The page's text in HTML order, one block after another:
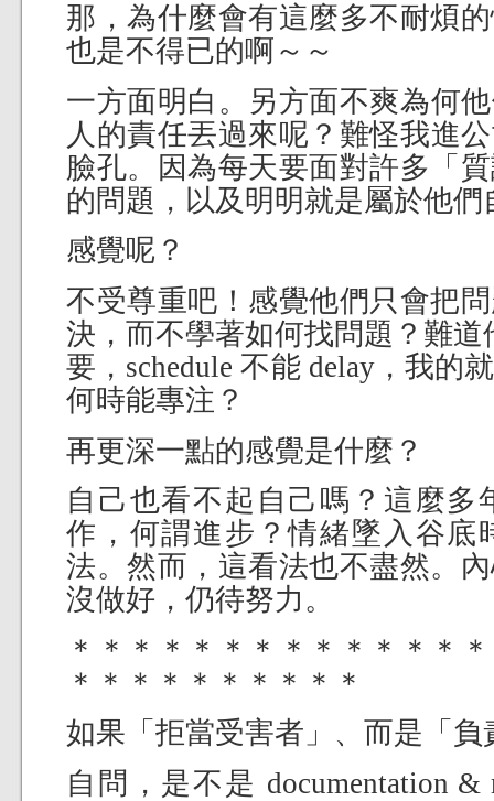
那，為什麼會有這麼多不耐煩
也是不得已的啊～～
一方面明白。另方面不爽為何
人的責任丟過來呢？難怪我進
臉孔。因為每天要面對許多「
的問題，以及明明就是屬於他
感覺呢？
不受尊重吧！感覺他們只會把
決，而不學著如何找問題？難道
要，schedule 不能 delay，我的
何時能專注？
再更深一點的感覺是什麼？
自己也看不起自己嗎？這麼多
作，何謂進步？情緒墜入谷底
法。然而，這看法也不盡然。
沒做好，仍待努力。
＊＊＊＊＊＊＊＊＊＊＊＊＊
＊＊＊＊＊＊＊＊＊＊
如果「拒當受害者」、而是「
自問，是不是 documentation &